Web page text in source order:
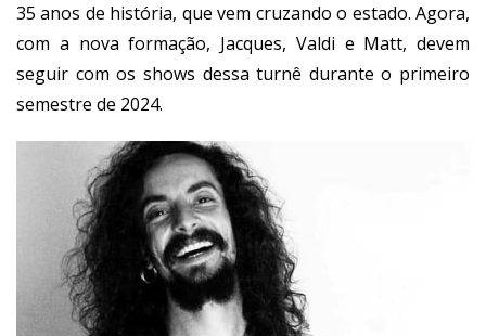
35 anos de história, que vem cruzando o estado. Agora,
com a nova formação, Jacques, Valdi e Matt, devem
seguir com os shows dessa turnê durante o primeiro
semestre de 2024.